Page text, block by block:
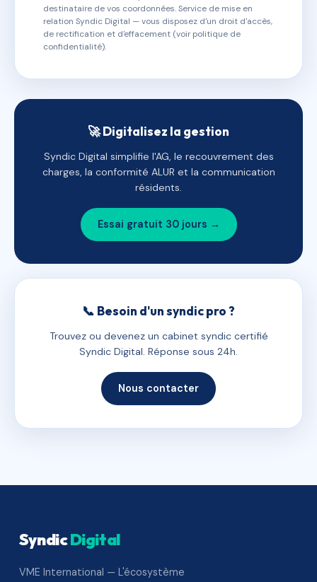
destinataire de vos coordonnées. Service de mise en
relation Syndic Digital — vous disposez d'un droit d'accès,
de rectification et d'effacement (voir politique de
confidentialité).
🚀 Digitalisez la gestion
Syndic Digital simplifie l'AG, le recouvrement des
charges, la conformité ALUR et la communication
résidents.
Essai gratuit 30 jours →
📞 Besoin d'un syndic pro ?
Trouvez ou devenez un cabinet syndic certifié
Syndic Digital. Réponse sous 24h.
Nous contacter
SyndicDigital
VME International — L'écosystème